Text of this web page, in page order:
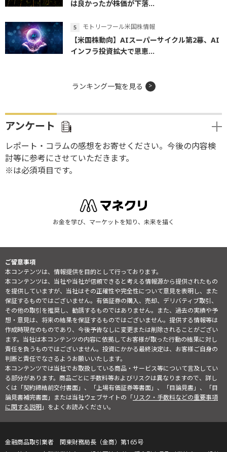
は良かったが株価が下落...
モトリーフール米国株情報
【米国株動向】AIスーパーサイクル第2幕、AI
インフラ投資拡大で恩恵...
ランキング一覧を見る
アンケート
レポート・コラムの感想をお寄せください。今後の内容検
討等に参考にさせていただきます。
※は必須項目です。
お金を学び、マーケットを知り、未来を描く
ご留意事項
本コンテンツは、情報提供を目的として行っております。
本コンテンツは、当社や当社が信頼できると考える情報源から提供されたもの
を提供していますが、当社はその正確性や完全性について意見を表明し、また
保証するものではございません。有価証券の購入、売却、デリバティブ取引、
その他の取引を推奨し、勧誘するものではありません。また、過去の実績や予
想・意見は、将来の結果を保証するものではございません。提供する情報等は
作成時現在のものであり、今後予告なしに変更または削除されることがござい
ます。当社は本コンテンツの内容に依拠してお客様が取った行動の結果に対し
責任を負うものではございません。投資にかかる最終決定は、お客様ご自身の
判断と責任でなさるようお願いいたします。
本コンテンツでは当社でお取扱している商品・サービス等について言及してい
る部分があります。商品ごとに手数料等およびリスクは異なりますので、詳し
くは「契約締結前交付書面」、「上場有価証券等書面」、「目論見書」、「目
論見書補完書面」または当社ウェブサイトの「リスク・手数料などの重要事項
に関する説明」をよくお読みください。
金融商品取引業者 関東財務局長（金商）第165号